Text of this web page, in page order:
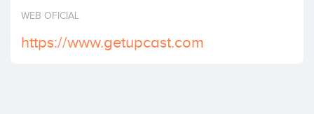
Invertir
WEB OFICIAL
https://www.getupcast.com